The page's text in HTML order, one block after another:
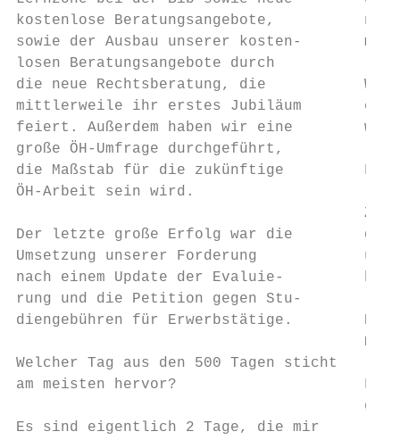
kostenlose Beratungsangebote,
sowie der Ausbau unserer kosten-
losen Beratungsangebote durch
die neue Rechtsberatung, die
mittlerweile ihr erstes Jubiläum
feiert. Außerdem haben wir eine
große ÖH-Umfrage durchgeführt,
die Maßstab für die zukünftige
ÖH-Arbeit sein wird.
Zu
Der letzte große Erfolg war die        dich
Umsetzung unserer Forderung
nach einem Update der Evaluie-
rung und die Petition gegen Stu-
diengebühren für Erwerbstätige.        Bei
Welcher Tag aus den 500 Tagen sticht
am meisten hervor?
Es sind eigentlich 2 Tage, die mir